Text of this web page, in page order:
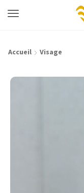
Accueil Visage